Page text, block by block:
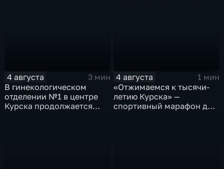
4 августа
3 мин
В гинекологическом
отделении №1 в центре
Курска продолжается
4 августа
1 мин
«Отжимаемся к тысячи-
летию Курска» —
спортивный марафон для